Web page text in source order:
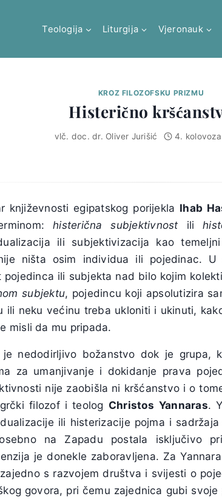
Teologija Liturgija Vjeronauk
KROZ FILOZOFSKU PRIZMU
Histerično
vlč. doc. dr. Oliver Jurišić 4.
književnosti egipatskog porijekla Ihab
histerična subjektivnost ili
ili subjektivizacija kao
ništa osim individua ili pojedinac.
pojedinca ili subjekta nad bilo kojim
subjektu, pojedincu koji apsolutizira
ili neku većinu treba ukloniti i ukinuti,
misli da mu pripada.
nedodirljivo božanstvo dok je grupa,
za umanjivanje i dokidanje prava
nije zaobišla ni kršćanstvo i o
filozof i teolog Christos Yannaras.
ili histerizacije pojma i
na Zapadu postala isključivo
je donekle zaboravljena. Za
s razvojem društva i svijesti o
govora, pri čemu zajednica gubi